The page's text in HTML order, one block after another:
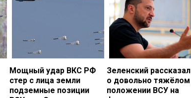
Мощный удар ВКС РФ
стер с лица земли
подземные позиции
Зеленский рассказал
о довольно тяжёлом
положении ВСУ на